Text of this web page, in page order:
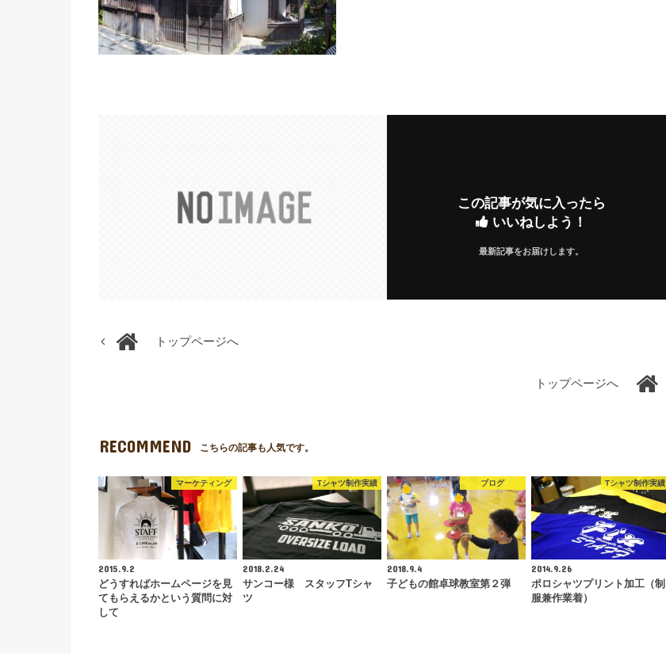
この記事が気に入ったら
いいねしよう！
最新記事をお届けします。
トップページへ
トップページへ
RECOMMEND こちらの記事も人気です。
マーケティング
2015.9.2
どうすればホームページを見
てもらえるかという質問に対
して
Tシャツ制作実績
2018.2.24
サンコー様 スタッフTシャ
ツ
ブログ
2018.9.4
子どもの館卓球教室第２弾
Tシャツ制作実績
2014.9.26
ポロシャツプリント加工（制
服兼作業着）